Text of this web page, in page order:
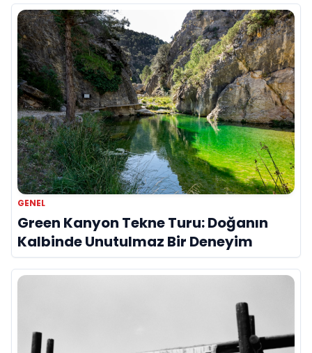
GENEL
Green Kanyon Tekne Turu: Doğanın
Kalbinde Unutulmaz Bir Deneyim